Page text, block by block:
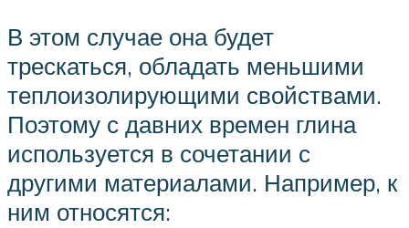
В этом случае она будет
трескаться, обладать меньшими
теплоизолирующими свойствами.
Поэтому с давних времен глина
используется в сочетании с
другими материалами. Например, к
ним относятся: